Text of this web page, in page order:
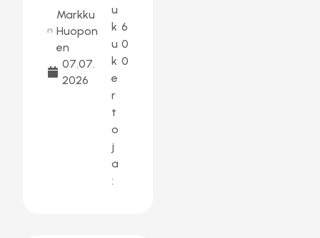
Markku
Huopon
en
07.07.
2026
u
k
u
k
e
r
t
o
j
a
:
6
0
0